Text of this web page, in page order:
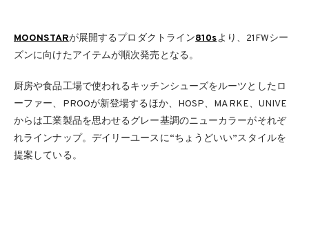
MOONSTARが展開するプロダクトライン810sより、21FWシー
ズンに向けたアイテムが順次発売となる。
厨房や食品工場で使われるキッチンシューズをルーツとしたロ
ーファー、PROOが新登場するほか、HOSP、MARKE、UNIVE
からは工業製品を思わせるグレー基調のニューカラーがそれぞ
れラインナップ。デイリーユースに“ちょうどいい”スタイルを
提案している。